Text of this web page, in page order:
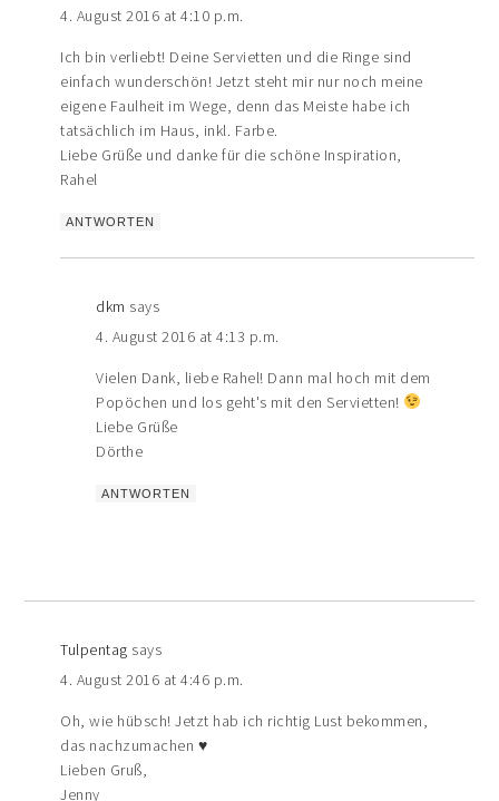
4. August 2016 at 4:10 p.m.
Ich bin verliebt! Deine Servietten und die Ringe sind
einfach wunderschön! Jetzt steht mir nur noch meine
eigene Faulheit im Wege, denn das Meiste habe ich
tatsächlich im Haus, inkl. Farbe.
Liebe Grüße und danke für die schöne Inspiration,
Rahel
ANTWORTEN
dkm says
4. August 2016 at 4:13 p.m.
Vielen Dank, liebe Rahel! Dann mal hoch mit dem
Popöchen und los geht's mit den Servietten!
Liebe Grüße
Dörthe
ANTWORTEN
Tulpentag says
4. August 2016 at 4:46 p.m.
Oh, wie hübsch! Jetzt hab ich richtig Lust bekommen,
das nachzumachen ♥
Lieben Gruß,
Jenny